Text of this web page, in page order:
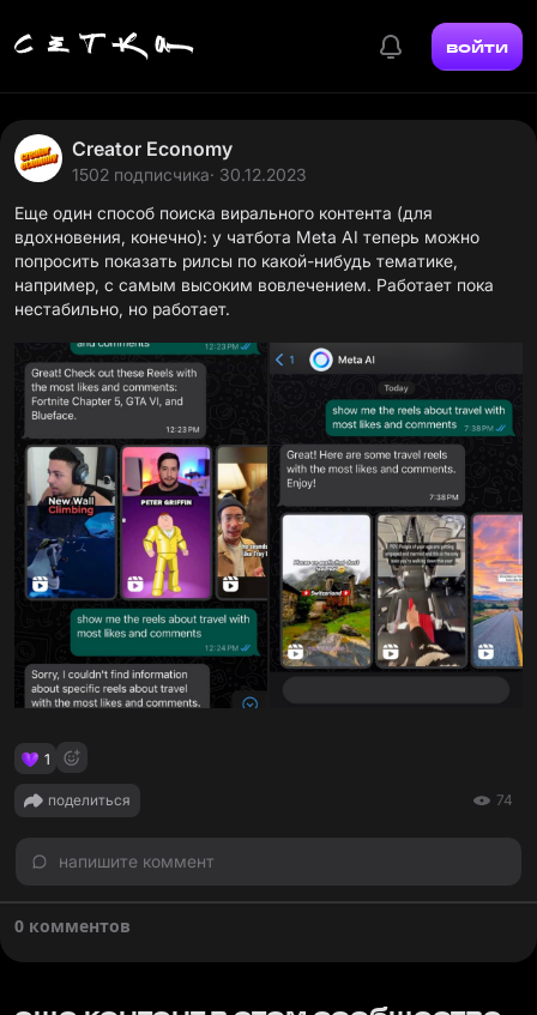
войти
Creator Economy
1502 подписчика· 30.12.2023
Еще один способ поиска вирального контента (для
вдохновения, конечно): у чатбота Meta AI теперь можно
попросить показать рилсы по какой-нибудь тематике,
например, с самым высоким вовлечением. Работает пока
нестабильно, но работает.
1
поделиться 74
напишите коммент
0 комментов